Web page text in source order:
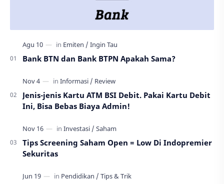
Bank BTN dan Bank BTPN Apakah Sama?
Jenis-jenis Kartu ATM BSI Debit. Pakai Kartu Debit
Ini, Bisa Bebas Biaya Admin!
Tips Screening Saham Open = Low Di Indopremier
Sekuritas